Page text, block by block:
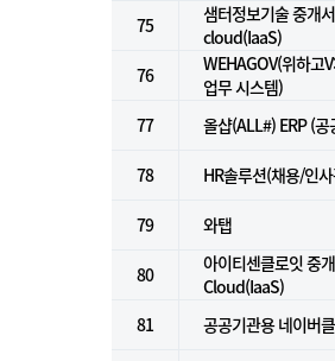
75
샘터정보기술 중개
cloud(IaaS)
76
WEHAGOV(위하고
업무 시스템)
77
올샵(ALL#) ERP (
78 HR솔루션(채용/인
79 와탭
80
아이티센클로잇 중
Cloud(IaaS)
81
공공기관용 네이버